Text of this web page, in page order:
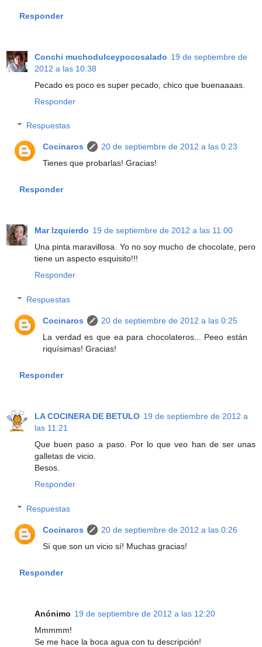
Responder
Conchi muchodulceypocosalado 19 de septiembre de
2012 a las 10:38
Pecado es poco es super pecado, chico que buenaaaas.
Responder
Respuestas
Cocinaros
20 de septiembre de 2012 a las 0:23
Tienes que probarlas! Gracias!
Responder
Mar Izquierdo 19 de septiembre de 2012 a las 11:00
Una pinta maravillosa. Yo no soy mucho de chocolate, pero
tiene un aspecto esquisito!!!
Responder
Respuestas
Cocinaros
20 de septiembre de 2012 a las 0:25
La verdad es que ea para chocolateros... Peeo están
riquísimas! Gracias!
Responder
LA COCINERA DE BETULO 19 de septiembre de 2012 a
las 11:21
Que buen paso a paso. Por lo que veo han de ser unas
galletas de vicio.
Besos.
Responder
Respuestas
Cocinaros
20 de septiembre de 2012 a las 0:26
Sí que son un vicio sí! Muchas gracias!
Responder
Anónimo 19 de septiembre de 2012 a las 12:20
Mmmmm!
Se me hace la boca agua con tu descripción!